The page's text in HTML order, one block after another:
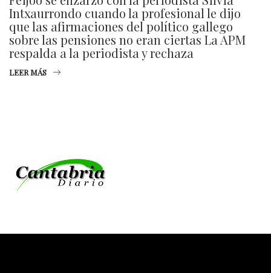
Intxaurrondo cuando la profesional le dijo
que las afirmaciones del político gallego
sobre las pensiones no eran ciertas La APM
respalda a la periodista y rechaza
LEER MÁS